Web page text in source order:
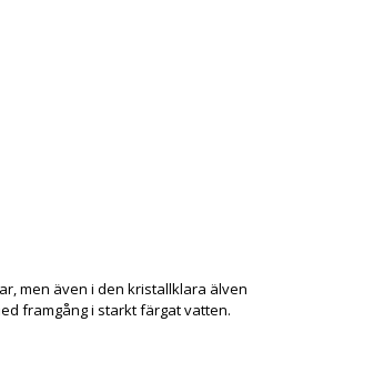
men även i den kristallklara älven
framgång i starkt färgat vatten.